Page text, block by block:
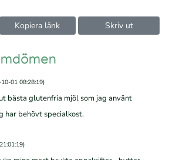
Kopiera länk Skriv ut
01 08:28:19)
bästa glutenfria mjöl som jag använt
har behövt specialkost.